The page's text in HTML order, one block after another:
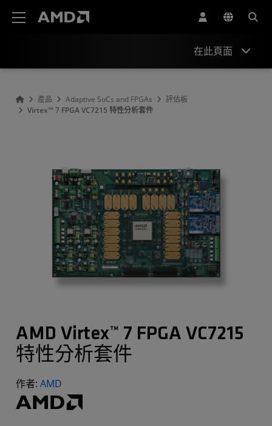
在此頁面
產品 Adaptive SoCs and FPGAs
評估板
Virtex™ 7 FPGA VC7215 特性分析套件
AMD Virtex™ 7 FPGA VC7215
特性分析套件
作者: AMD